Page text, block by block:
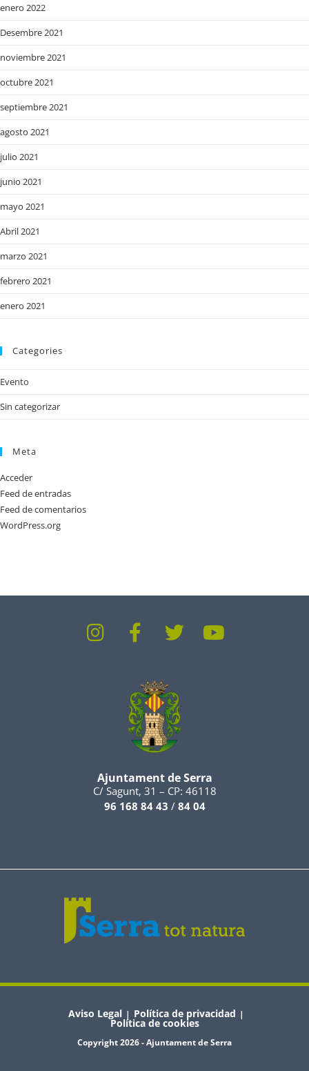
enero 2022
Desembre 2021
noviembre 2021
octubre 2021
septiembre 2021
agosto 2021
julio 2021
junio 2021
mayo 2021
Abril 2021
marzo 2021
febrero 2021
enero 2021
Categories
Evento
Sin categorizar
Meta
Acceder
Feed de entradas
Feed de comentarios
WordPress.org
Ajuntament de Serra
C/ Sagunt, 31 – CP: 46118
96 168 84 43 / 84 04
Copyright 2026 - Ajuntament de Serra
Aviso Legal | Política de privacidad |
Política de cookies